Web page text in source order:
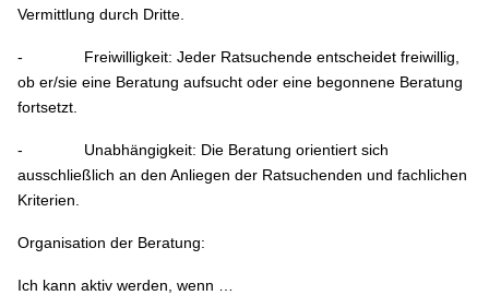
Vermittlung durch Dritte.
- Freiwilligkeit: Jeder Ratsuchende entscheidet freiwillig,
ob er/sie eine Beratung aufsucht oder eine begonnene Beratung
fortsetzt.
- Unabhängigkeit: Die Beratung orientiert sich
ausschließlich an den Anliegen der Ratsuchenden und fachlichen
Kriterien.
Organisation der Beratung:
Ich kann aktiv werden, wenn …